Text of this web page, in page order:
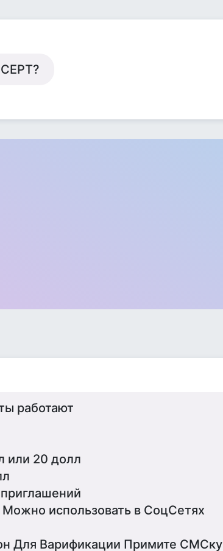
работают
или 20 долл
использовать в СоцСетях
Для Варификации Примите СМСку